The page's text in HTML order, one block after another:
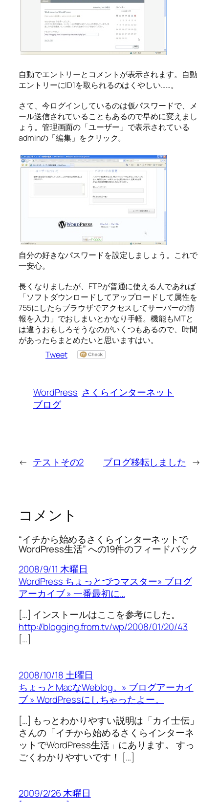
自動でエントリーとコメントが表示されます。自動
エントリーにID1を取られるのはくやしい……。
さて、今ログインしているのは仮パスワードで、メ
ール送信されていることもあるので早めに変えまし
ょう。管理画面の「ユーザー」で表示されている
adminの「編集」をクリック。
自分の好きなパスワードを設定しましょう。これで
一安心。
長くなりましたが、FTPが普通に使える人であれば
「ソフトダウンロードしてアップロードして属性を
755にしたらブラウザでアクセスしてサーバーの情
報を入力」でおしまいとかなり手軽。機能もMTと
は違うおもしろそうなのがいくつもあるので、時間
があったらまとめたいと思いますはい。
Tweet
WordPress さくらインターネット
ブログ
← テストその2 ブログ移転しました →
コメント
“イチから始めるさくらインターネットで
WordPress生活” への19件のフィードバック
2008/9/11 木曜日
WordPress ちょっとづつマスター» ブログ
アーカイブ » 一番最初に…
[…] インストールはここを参考にした。
http://blogging.from.tv/wp/2008/01/20/43
[…]
2008/10/18 土曜日
ちょっとMacなWeblog。» ブログアーカイ
ブ » WordPressにしちゃったよー。
[…] もっとわかりやすい説明は「カイ士伝」
さんの「イチから始めるさくらインターネ
ットでWordPress生活」にあります。 すっ
ごくわかりやすいです！ […]
2009/2/26 木曜日